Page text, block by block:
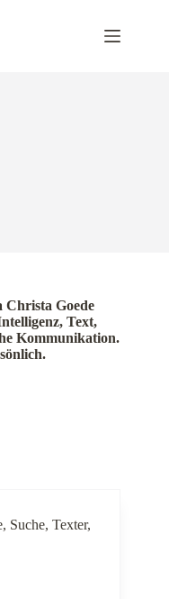
Christa Goede
Text,
Kommunikation.
, Suche, Texter,